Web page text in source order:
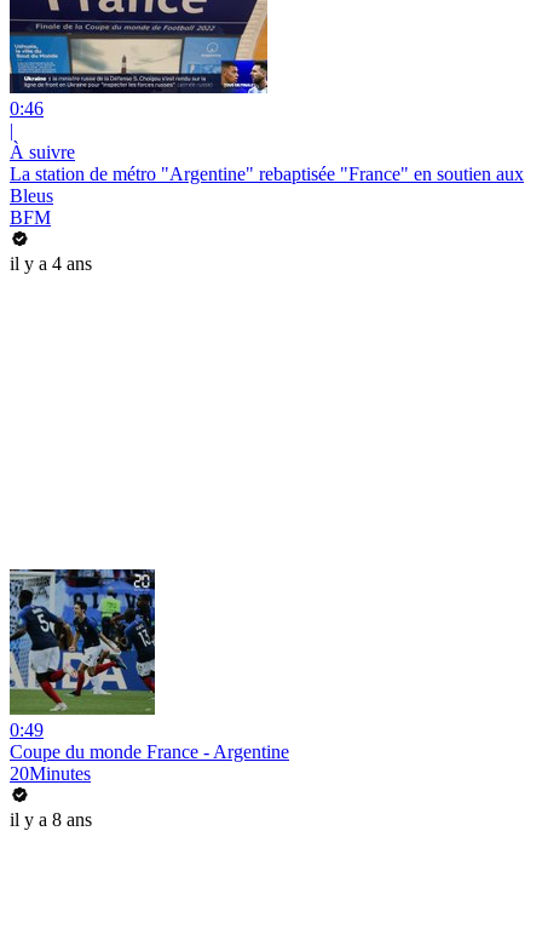
0:46
|
À suivre
La station de métro "Argentine" rebaptisée "France" en soutien aux
Bleus
BFM
il y a 4 ans
0:49
Coupe du monde France - Argentine
20Minutes
il y a 8 ans